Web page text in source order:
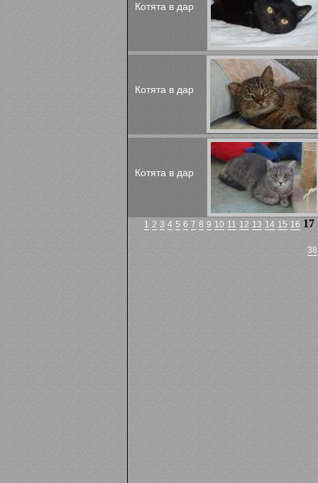
Котята в дар
Котята в дар
Котята в дар
1 2 3 4 5 6 7 8 9 10 11 12 13 14 15 16 17
38